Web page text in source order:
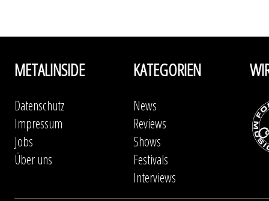
METALINSIDE
Datenschutz
Impressum
Jobs
Über uns
KATEGORIEN
News
Reviews
Shows
Festivals
Interviews